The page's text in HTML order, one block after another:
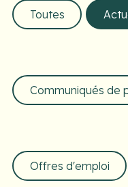
Toutes
Communiqués de
Offres d'emploi